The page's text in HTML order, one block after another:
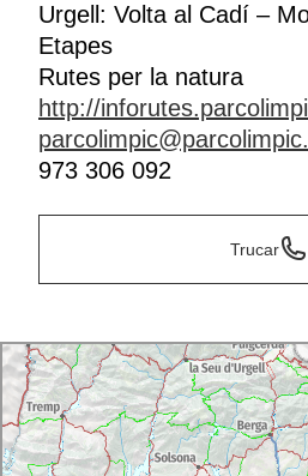
Urgell: Volta al Cadí –
Etapes
Rutes per la natura
http://
973 306 092
Trucar